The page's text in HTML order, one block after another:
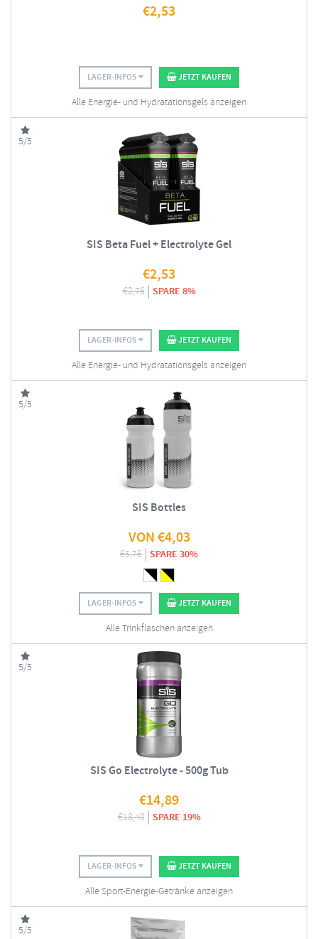
€2,53
LAGER-INFOS JETZT KAUFEN
Alle Energie- und Hydratationsgels anzeigen
5/5
SIS Beta Fuel + Electrolyte Gel
€2,53
€2,76 SPARE 8%
LAGER-INFOS JETZT KAUFEN
Alle Energie- und Hydratationsgels anzeigen
5/5
SIS Bottles
VON€4,03
€5,76 SPARE 30%
LAGER-INFOS JETZT KAUFEN
Alle Trinkflaschen anzeigen
5/5
SIS Go Electrolyte - 500g Tub
€14,89
€18,40 SPARE 19%
LAGER-INFOS JETZT KAUFEN
Alle Sport-Energie-Getränke anzeigen
5/5